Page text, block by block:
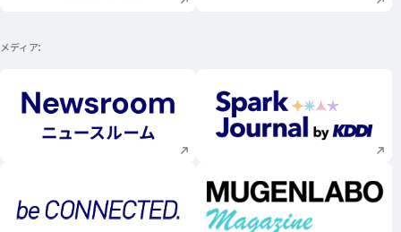
メディア
新規ウィンドウで開く 新規ウィンドウで
新規ウィンドウで開く 新規ウィンドウで